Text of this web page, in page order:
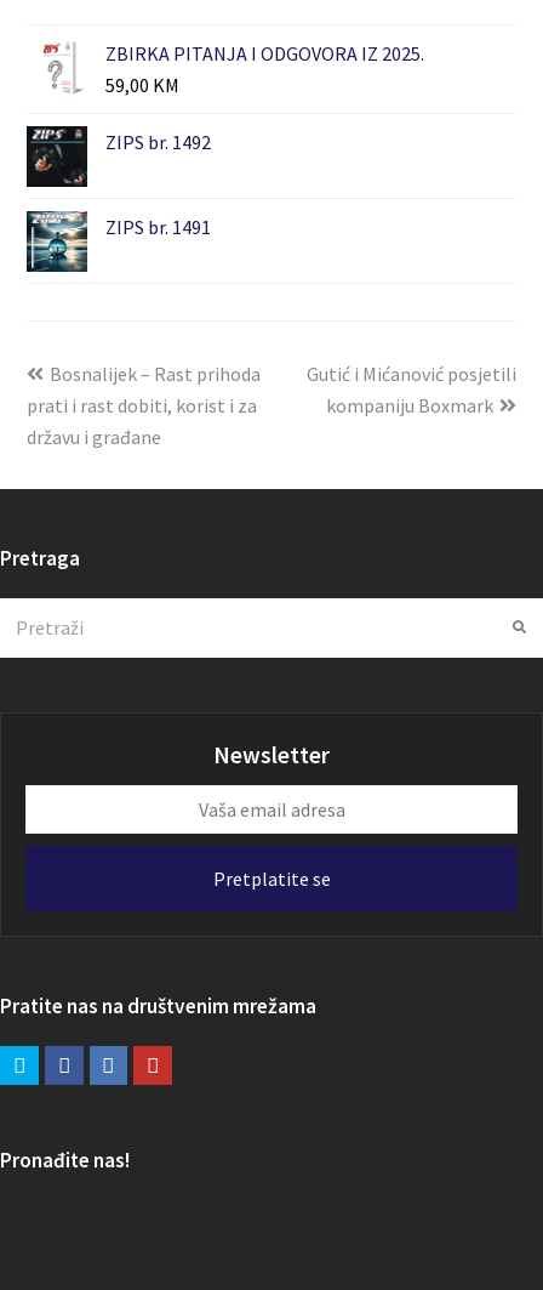
ZBIRKA PITANJA I ODGOVORA IZ 2025.
59,00 KM
ZIPS br. 1492
ZIPS br. 1491
Bosnalijek – Rast prihoda
prati i rast dobiti, korist i za
državu i građane
Gutić i Mićanović posjetili
kompaniju Boxmark
Pretraga
Newsletter
email
Pretplatite se
Pratite nas na društvenim mrežama
Pronađite nas!